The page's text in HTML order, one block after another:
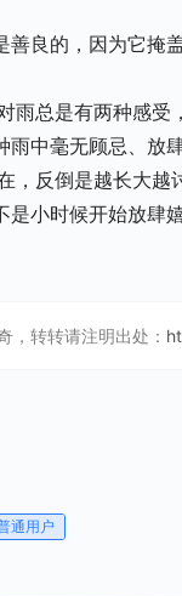
善良的，因为它掩
雨中毫无顾忌、放
是小时候开始放肆
，转转请注明出处：
通用户